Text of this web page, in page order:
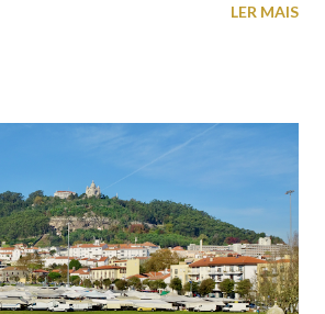
centro da cidade (entenda-se por
da Estação Viana Shopping é grátis de
20:00 (DIAS ÚTEIS)
LER MAIS